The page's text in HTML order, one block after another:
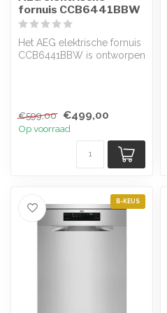
fornuis CCB6441BBW
Het AEG elektrische fornuis
CCB6441BBW is ontworpen
€599,00 €499,00
Op voorraad
B-KEUS